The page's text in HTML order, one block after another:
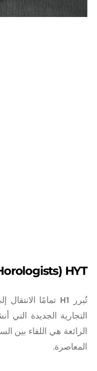
HYT (Horologists الميكانيكية المائية)
تُبرر H1 تمامًا
التجارية الجديدة التي
الرائعة هي اللقاء بين
المعاصرة.